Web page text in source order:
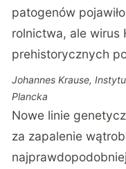
patogenów
rolnictwa, ale wirus
prehistorycznych
Johannes Krause,
Plancka
Nowe linie
za zapalenie